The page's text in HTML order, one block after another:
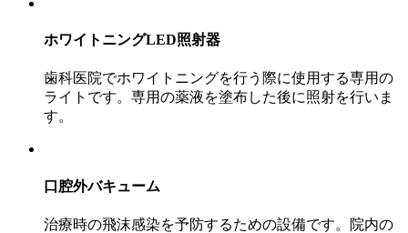
ホワイトニングLED照射器
歯科医院でホワイトニングを行う際に使用する専用の
ライトです。専用の薬液を塗布した後に照射を行いま
す。
口腔外バキューム
治療時の飛沫感染を予防するための設備です。院内の